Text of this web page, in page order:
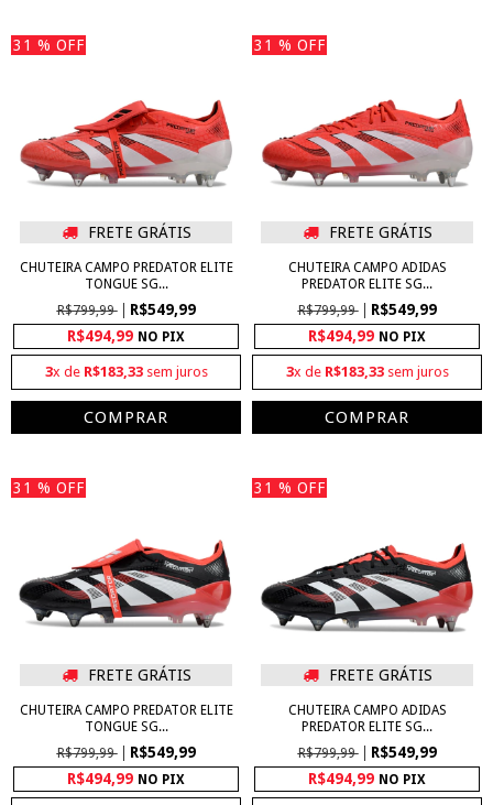
31 % OFF
FRETE GRÁTIS
CHUTEIRA CAMPO PREDATOR ELITE
TONGUE SG...
R$799,99
R$549,99
R$494,99 NO PIX
3x de R$183,33sem juros
COMPRAR
31 % OFF
FRETE GRÁTIS
CHUTEIRA CAMPO ADIDAS
PREDATOR ELITE SG...
R$799,99
R$549,99
R$494,99 NO PIX
3x de R$183,33sem juros
COMPRAR
31 % OFF
FRETE GRÁTIS
CHUTEIRA CAMPO PREDATOR ELITE
TONGUE SG...
R$799,99
R$549,99
R$494,99 NO PIX
31 % OFF
FRETE GRÁTIS
CHUTEIRA CAMPO ADIDAS
PREDATOR ELITE SG...
R$799,99
R$549,99
R$494,99 NO PIX